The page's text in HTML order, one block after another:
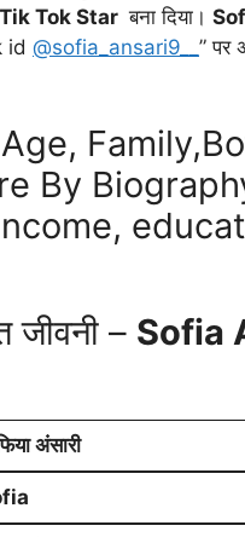
Tik Tok Star बना दिया।
id @sofia_ansari9__ ” पर
By
जीवनी – Sofia
अंसारी